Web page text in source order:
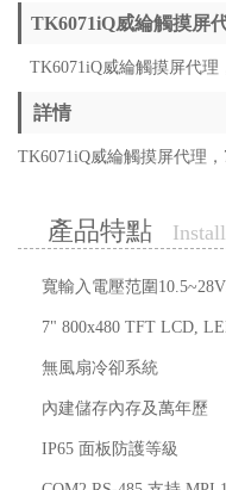
TK6071iQ威綸觸摸屏
TK6071iQ威綸觸摸屏代理
詳情
TK6071iQ威綸觸摸屏代理
產品特點
寬輸入電壓范圍
7" 800x480 TFT LCD,
無風扇冷卻系統
內建儲存內存及萬年歷
IP65 面板防護等級